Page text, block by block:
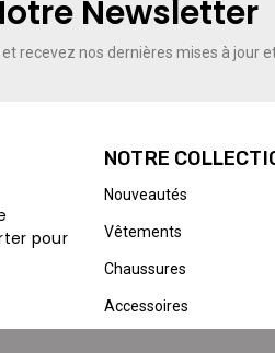
Newsletter
et recevez nos dernières mises à jour
pour
NOTRE
Nouveautés
Vêtements
Chaussures
Accessoires